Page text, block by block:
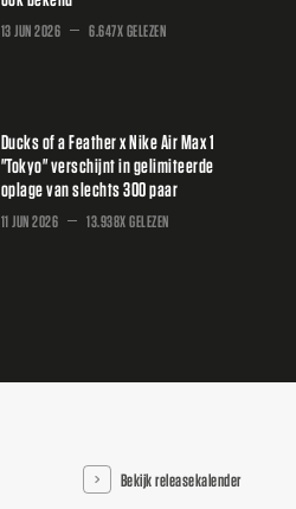
13 JUN 2026 6.647X GELEZEN
Ducks of a Feather x Nike Air Max 1
"Tokyo" verschijnt in gelimiteerde
oplage van slechts 300 paar
11 JUN 2026 13.938X GELEZEN
Bekijk releasekalender